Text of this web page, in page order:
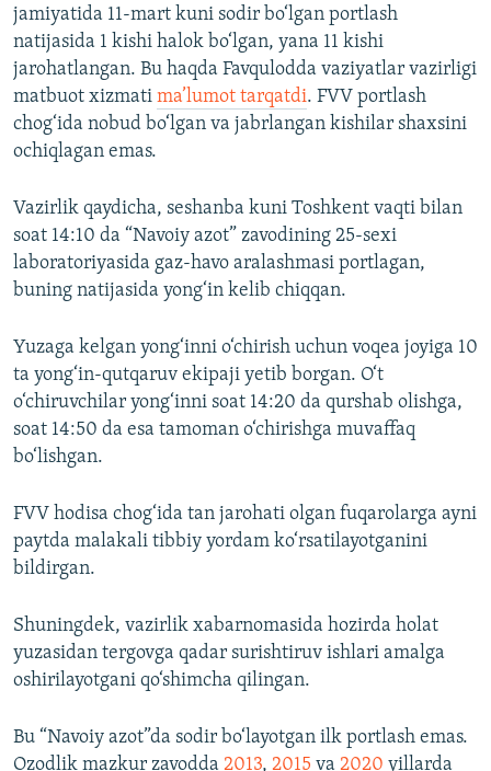
jamiyatida 11-mart kuni sodir bo‘lgan portlash
natijasida 1 kishi halok bo‘lgan, yana 11 kishi
jarohatlangan. Bu haqda Favqulodda vaziyatlar vazirligi
matbuot xizmati ma’lumot tarqatdi. FVV portlash
chog‘ida nobud bo‘lgan va jabrlangan kishilar shaxsini
ochiqlagan emas.
Vazirlik qaydicha, seshanba kuni Toshkent vaqti bilan
soat 14:10 da “Navoiy azot” zavodining 25-sexi
laboratoriyasida gaz-havo aralashmasi portlagan,
buning natijasida yong‘in kelib chiqqan.
Yuzaga kelgan yong‘inni o‘chirish uchun voqea joyiga 10
ta yong‘in-qutqaruv ekipaji yetib borgan. O‘t
o‘chiruvchilar yong‘inni soat 14:20 da qurshab olishga,
soat 14:50 da esa tamoman o‘chirishga muvaffaq
bo‘lishgan.
FVV hodisa chog‘ida tan jarohati olgan fuqarolarga ayni
paytda malakali tibbiy yordam ko‘rsatilayotganini
bildirgan.
Shuningdek, vazirlik xabarnomasida hozirda holat
yuzasidan tergovga qadar surishtiruv ishlari amalga
oshirilayotgani qo‘shimcha qilingan.
Bu “Navoiy azot”da sodir bo‘layotgan ilk portlash emas.
Ozodlik mazkur zavodda 2013, 2015 va 2020 yillarda